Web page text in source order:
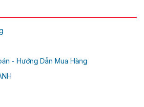
- Hướng Dẫn Mua Hàng